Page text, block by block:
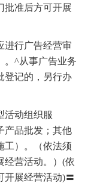
批准后方可开展
进行广告经营审
。^从事广告业务
登记的，另行办
活动组织服
产品批发；其他
工）。（依法须
经营活动。）(依
开展经营活动)〓